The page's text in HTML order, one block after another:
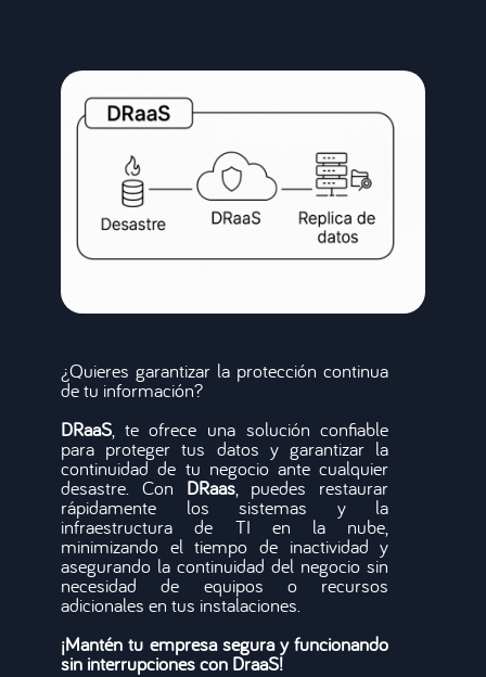
¿Quieres garantizar la protección continua
de tu información?
DRaaS , te ofrece una solución confiable
para proteger tus datos y garantizar la
continuidad de tu negocio ante cualquier
desastre. Con DRaas, puedes restaurar
rápidamente los sistemas y la
infraestructura de TI en la nube,
minimizando el tiempo de inactividad y
asegurando la continuidad del negocio sin
necesidad de equipos o recursos
adicionales en tus instalaciones.
¡Mantén tu empresa segurayfuncionando
sin interrupciones con DraaS!